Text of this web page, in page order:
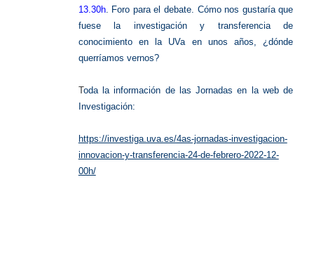
13.30h. Foro para el debate. Cómo nos gustaría que
fuese la investigación y transferencia de
conocimiento en la UVa en unos años, ¿dónde
querríamos vernos?
Toda la información de las Jornadas en la web de
Investigación:
https://investiga.uva.es/4as-jornadas-investigacion-
innovacion-y-transferencia-24-de-febrero-2022-12-
00h/